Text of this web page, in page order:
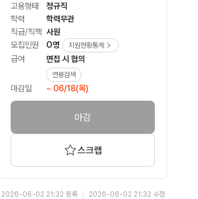
고용형태
정규직
학력
학력무관
직급/직책 사원
모집인원
O명 지원현황통계
급여 면접 시 협의
연봉검색
마감일 ~ 06/18(목)
마감
스크랩
2026-06-02 21:32 등록 2026-06-02 21:32 수정